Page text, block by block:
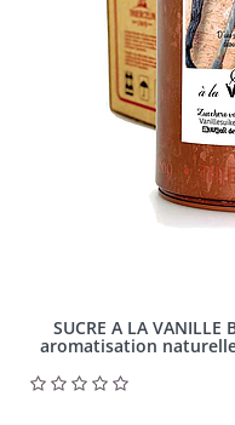
SUCRE A LA
aromatisation